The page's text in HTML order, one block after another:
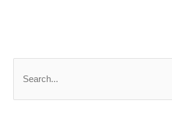
e